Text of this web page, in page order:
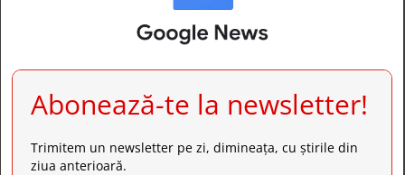
Abonează-te la newsletter!
Trimitem un newsletter pe zi, dimineața, cu știrile din
ziua anterioară.